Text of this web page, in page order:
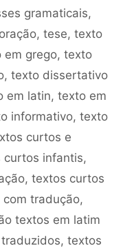
gramaticais,
, tese, texto
em grego, texto
, texto dissertativo
em latin, texto em
informativo, texto
curtos e
curtos infantis,
, textos curtos
tradução,
textos em latim
, textos